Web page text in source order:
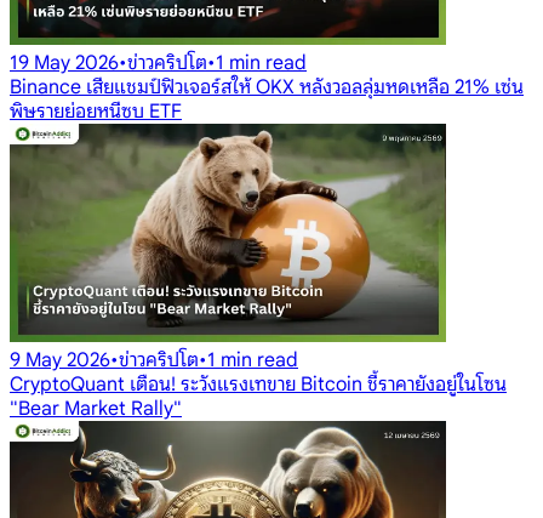
19 May 2026•ข่าวคริปโต•1 min read
Binance เสียแชมป์ฟิวเจอร์สให้ OKX หลังวอลลุ่มหดเหลือ 21% เซ่น
พิษรายย่อยหนีซบ ETF
9 May 2026•ข่าวคริปโต•1 min read
CryptoQuant เตือน! ระวังแรงเทขาย Bitcoin ชี้ราคายังอยู่ในโซน
"Bear Market Rally"